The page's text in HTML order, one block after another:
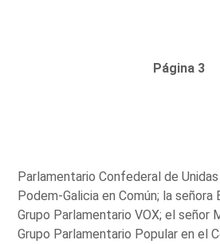
Página 3
Parlamentario Confederal de
Podem-Galicia en Común; la señora
Grupo Parlamentario VOX; el señor
Grupo Parlamentario Popular en el